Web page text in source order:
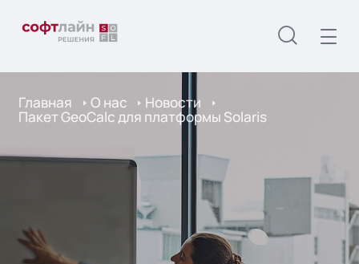
Главная О нас Новости
Пакет GeoCalc для платформы Solaris